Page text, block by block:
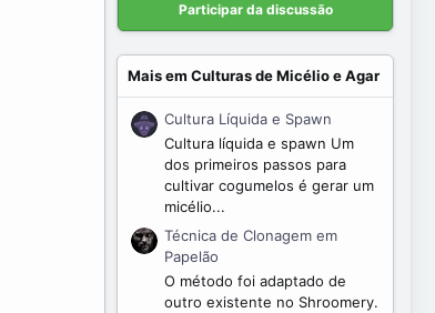
Participar da discussão
Mais em Culturas de Micélio e Agar
Cultura Líquida e Spawn
Cultura líquida e spawn Um
dos primeiros passos para
cultivar cogumelos é gerar um
micélio...
Técnica de Clonagem em
Papelão
O método foi adaptado de
outro existente no Shroomery.